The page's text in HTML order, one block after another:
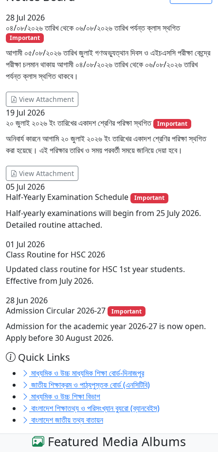
28 Jul 2026
০৪/০৮/২০২৬ তারিখ থেকে ০৬/০৮/২০২৬ তারিখ পর্যন্ত ক্লাস স্থগিত
Important
আগামী ০৫/০৮/২০২৬ তারিখ জুলাই গণঅভ্যুত্থান দিবস ও এইচএসসি পরীক্ষা কেন্দ্রে
পরীক্ষা চলমান থাকায় আগামী ০৪/০৮/২০২৬ তারিখ থেকে ০৬/০৮/২০২৬ তারিখ
পর্যন্ত ক্লাস স্থগিত থাকবে।
View Attachment
19 Jul 2026
২০ জুলাই ২০২৬ ইং তারিখের একাদশ শ্রেণির পরিক্ষা স্থগিত
Important
অনিবার্য কারনে আগামি ২০ জুলাই ২০২৬ ইং তারিখের একাদশ শ্রেণির পরিক্ষা স্থগিত
করা হয়েছে। এই পরিক্ষার তারিখ ও সময় পরবর্তী সময়ে জানিয়ে দেয়া হবে।
View Attachment
05 Jul 2026
Half-Yearly Examination Schedule
Important
Half-yearly examinations will begin from 25 July 2026.
Detailed routine attached.
01 Jul 2026
Class Routine for HSC 2026
Updated class routine for HSC 1st year students.
Effective from July 2026.
28 Jun 2026
Admission Circular 2026-27
Important
Admission for the academic year 2026-27 is now open.
Apply before 30 August 2026.
Quick Links
মাধ্যমিক ও উচ্চ মাধ্যমিক শিক্ষা বোর্ড-দিনাজপুর
জাতীয় শিক্ষাক্রম ও পাঠ্যপুস্তক বোর্ড (এনসিটিবি)
মাধ্যমিক ও উচ্চ শিক্ষা বিভাগ
বাংলাদেশ শিক্ষাতথ্য ও পরিসংখ্যান ব্যুরো (ব্যানবেইস)
বাংলাদেশ জাতীয় তথ্য বাতায়ন
Featured Media Albums